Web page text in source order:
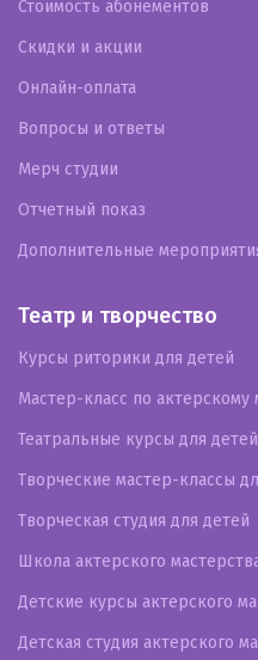
Стоимость абонементов
Скидки и акции
Онлайн-оплата
Вопросы и ответы
Мерч студии
Отчетный показ
Дополнительные
Театр и творчество
Курсы риторики для детей
Мастер-класс по актерскому
Театральные курсы для детей
Творческие мастер-классы
Творческая студия для детей
Школа актерского
Детские курсы актерского
Детская студия актерского